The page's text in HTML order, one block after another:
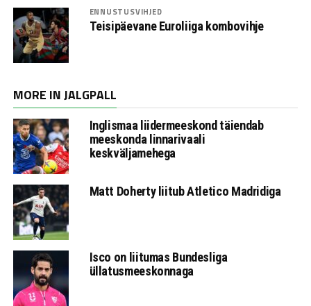
ENNUSTUSVIHJED
Teisipäevane Euroliiga kombovihje
MORE IN JALGPALL
Inglismaa liidermeeskond täiendab
meeskonda linnarivaali
keskväljamehega
Matt Doherty liitub Atletico Madridiga
Isco on liitumas Bundesliga
üllatusmeeskonnaga